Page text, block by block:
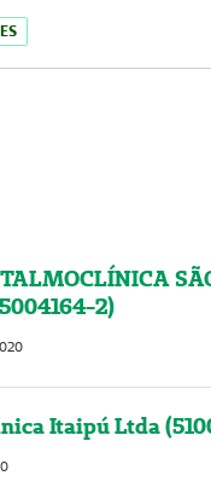
2)
Itaipú Ltda